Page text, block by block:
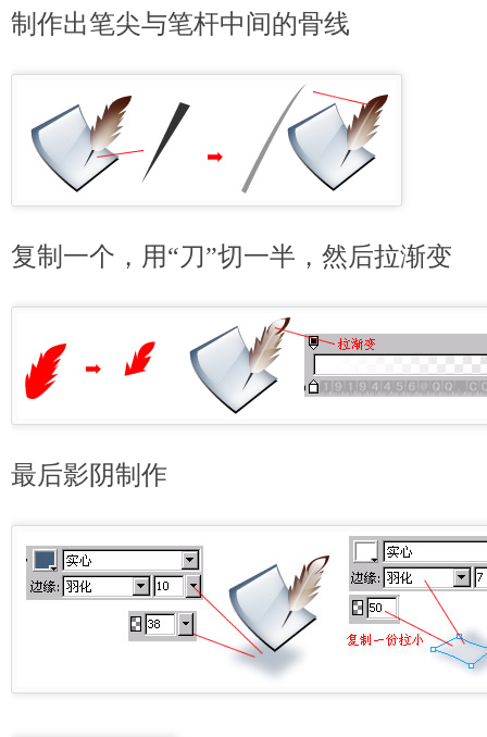
制作出笔尖与笔杆中间的骨线
复制一个，用“刀”切一半，然后拉渐变
最后影阴制作